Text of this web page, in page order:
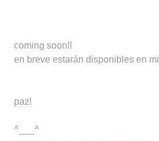
coming soon!!
en breve estarán disponibles en mi
paz!
^___^